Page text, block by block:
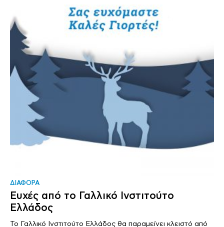
ΔΙΑΦΟΡΑ
Ευχές από το Γαλλικό Ινστιτούτο
Ελλάδος
Το Γαλλικό Ινστιτούτο Ελλάδος θα παραμείνει κλειστό από